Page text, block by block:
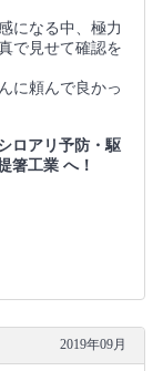
になる中、極力
で見せて確認を
に頼んで良かっ
ロアリ予防・駆
箸工業 へ！
2019年09月